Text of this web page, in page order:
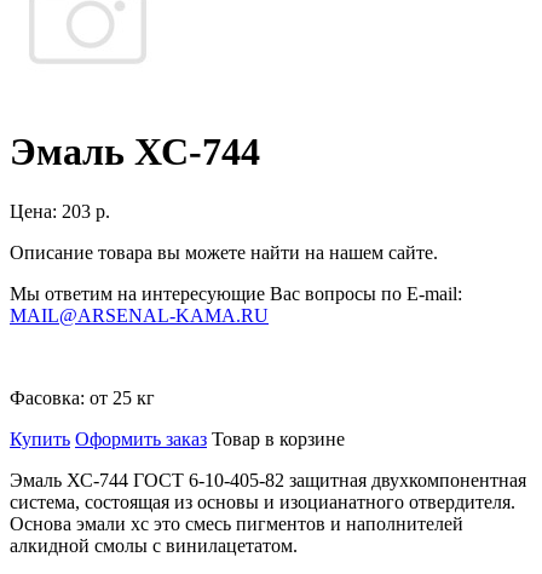
Эмаль ХС-744
Цена: 203 р.
Описание товара вы можете найти на нашем сайте.
Мы ответим на интересующие Вас вопросы по E-mail:
MAIL@ARSENAL-KAMA.RU
Фасовка: от 25 кг
Купить Оформить заказ Товар в корзине
Эмаль ХС-744 ГОСТ 6-10-405-82 защитная двухкомпонентная
система, состоящая из основы и изоцианатного отвердителя.
Основа эмали хс это смесь пигментов и наполнителей
алкидной смолы с винилацетатом.